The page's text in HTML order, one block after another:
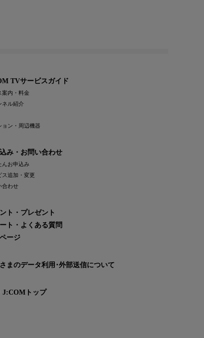
TVサービスガイド
案内・料金
ネル紹介
ョン・周辺機器
み・お問い合わせ
んお申込み
ス追加・変更
合わせ
ト・プレゼント
ト・よくある質問
ージ
まのデータ利用･外部送信について
J:COMトップ